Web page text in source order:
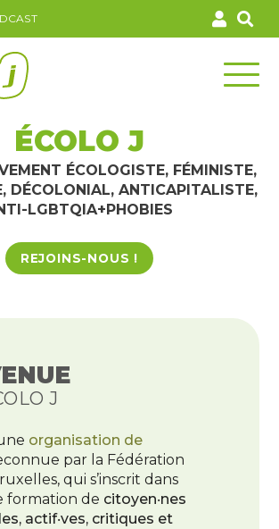
ÉCOLO J
ÉCOLOGISTE, FÉMINISTE,
DÉCOLONIAL, ANTICAPITALISTE,
LGBTQIA+PHOBIES
REJOINS-NOUS !
J
organisation de
par la Fédération
qui s’inscrit dans
formation de citoyen‧nes
actif‧ves, critiques et